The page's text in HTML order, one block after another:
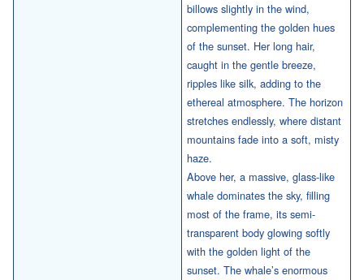
billows slightly in the wind,
complementing the golden hues
of the sunset. Her long hair,
caught in the gentle breeze,
ripples like silk, adding to the
ethereal atmosphere. The horizon
stretches endlessly, where distant
mountains fade into a soft, misty
haze.
Above her, a massive, glass-like
whale dominates the sky, filling
most of the frame, its semi-
transparent body glowing softly
with the golden light of the
sunset. The whale’s enormous